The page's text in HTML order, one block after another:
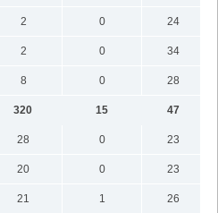
2 0
24
2 0
34
8 0
28
320 15
47
28 0
23
20 0
23
21 1
26